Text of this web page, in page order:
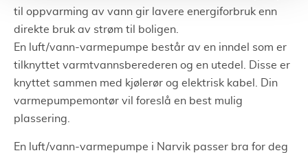
til oppvarming av vann gir lavere energiforbruk enn
direkte bruk av strøm til boligen.
En luft/vann-varmepumpe består av en inndel som er
tilknyttet varmtvannsberederen og en utedel. Disse er
knyttet sammen med kjølerør og elektrisk kabel. Din
varmepumpemontør vil foreslå en best mulig
plassering.
En luft/vann-varmepumpe i Narvik passer bra for deg